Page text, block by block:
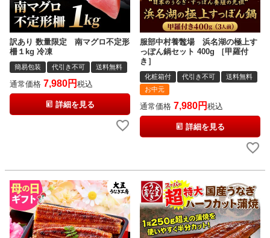
訳あり 数量限定 南マグロ不定形
柵１kg 冷凍
簡易包装 代引き不可 送料無料
通常価格 7,980 税込
詳細を見る
服部中村養鼈場 浜名湖の極上す
っぽん鍋セット 400g ［甲羅付
き］
化粧箱付 代引き不可
送料無料
お中元
通常価格 7,980 税込
詳細を見る